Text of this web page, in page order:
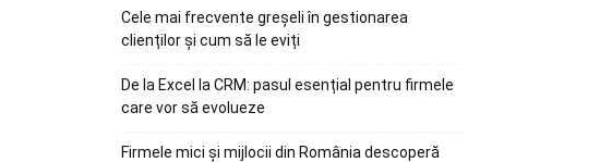
Cele mai frecvente greșeli în gestionarea
clienților și cum să le eviți
De la Excel la CRM: pasul esențial pentru firmele
care vor să evolueze
Firmele mici și mijlocii din România descoperă